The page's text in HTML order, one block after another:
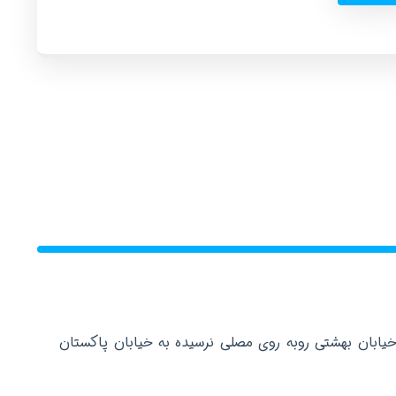
بهشتی روبه روی مصلی نرسیده به خیابان پاکستان